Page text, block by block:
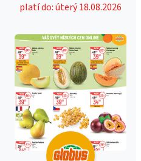
platí do: úterý 18.08.2026